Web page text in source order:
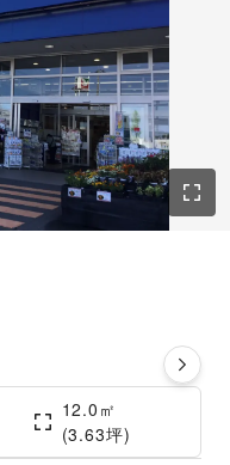
12.0㎡
(3.63坪)